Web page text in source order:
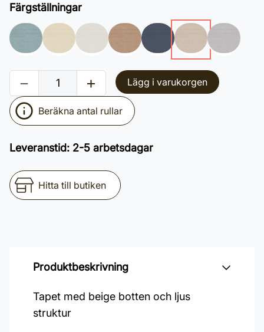
Färgställningar
Lägg i varukorgen
Beräkna antal rullar
Leveranstid: 2-5 arbetsdagar
Hitta till butiken
Produktbeskrivning
Tapet med beige botten och ljus
struktur